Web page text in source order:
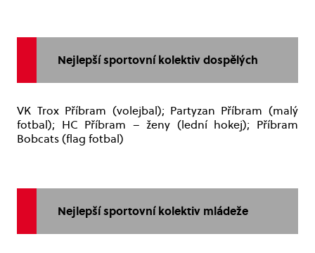
Nejlepší sportovní kolektiv dospělých
VK Trox Příbram (volejbal); Partyzan Příbram (malý
fotbal); HC Příbram – ženy (lední hokej); Příbram
Bobcats (flag fotbal)
Nejlepší sportovní kolektiv mládeže